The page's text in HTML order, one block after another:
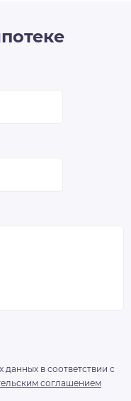
в соответствии с
соглашением